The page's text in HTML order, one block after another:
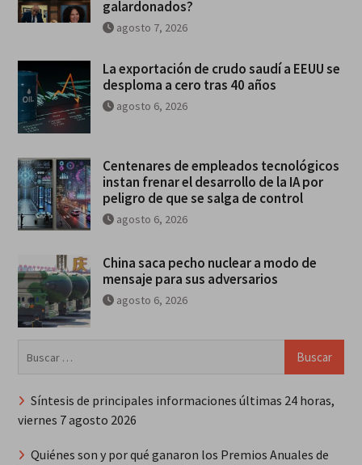
galardonados?
agosto 7, 2026
La exportación de crudo saudí a EEUU se
desploma a cero tras 40 años
agosto 6, 2026
Centenares de empleados tecnológicos
instan frenar el desarrollo de la IA por
peligro de que se salga de control
agosto 6, 2026
China saca pecho nuclear a modo de
mensaje para sus adversarios
agosto 6, 2026
Síntesis de principales informaciones últimas 24 horas,
viernes 7 agosto 2026
Quiénes son y por qué ganaron los Premios Anuales de